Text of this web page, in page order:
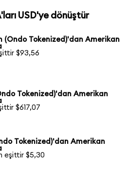
USD'ye dönüştür
(Ondo Tokenized)'dan Amerikan
$93,56
Tokenized)'dan Amerikan
$617,07
Tokenized)'dan Amerikan
eşittir $5,30